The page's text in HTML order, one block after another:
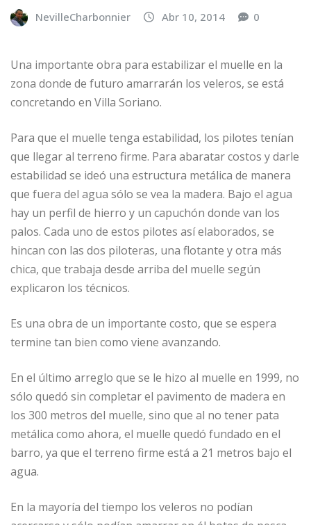
NevilleCharbonnier Abr 10, 2014 0
Una importante obra para estabilizar el muelle en la
zona donde de futuro amarrarán los veleros, se está
concretando en Villa Soriano.
Para que el muelle tenga estabilidad, los pilotes tenían
que llegar al terreno firme. Para abaratar costos y darle
estabilidad se ideó una estructura metálica de manera
que fuera del agua sólo se vea la madera. Bajo el agua
hay un perfil de hierro y un capuchón donde van los
palos. Cada uno de estos pilotes así elaborados, se
hincan con las dos piloteras, una flotante y otra más
chica, que trabaja desde arriba del muelle según
explicaron los técnicos.
Es una obra de un importante costo, que se espera
termine tan bien como viene avanzando.
En el último arreglo que se le hizo al muelle en 1999, no
sólo quedó sin completar el pavimento de madera en
los 300 metros del muelle, sino que al no tener pata
metálica como ahora, el muelle quedó fundado en el
barro, ya que el terreno firme está a 21 metros bajo el
agua.
En la mayoría del tiempo los veleros no podían